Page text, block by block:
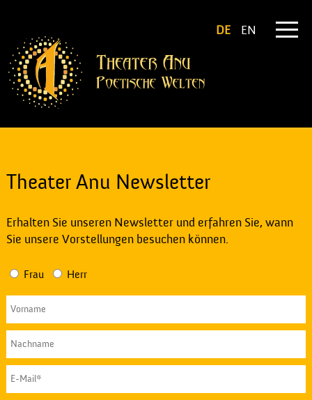
DE EN
Theater Anu Newsletter
Erhalten Sie unseren Newsletter und erfahren Sie, wann
Sie unsere Vorstellungen besuchen können.
Frau Herr